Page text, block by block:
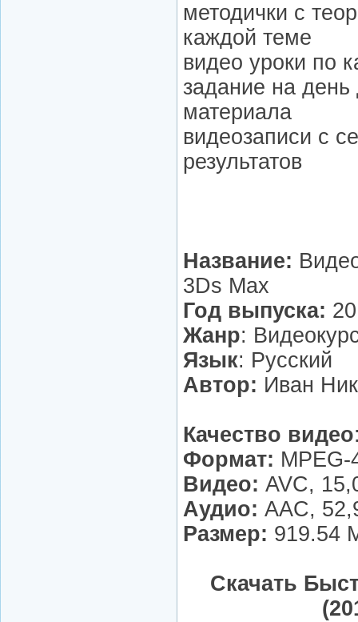
методички с
каждой теме
видео уроки по
задание на
материала
видеозаписи с
результатов
Название:
3Ds Max
Год выпуска:
Жанр:
Язык: Русский
Автор: Иван
Качество видео
Формат:
Видео: AVC,
Аудио: AAC,
Размер: 919.54
Скачать